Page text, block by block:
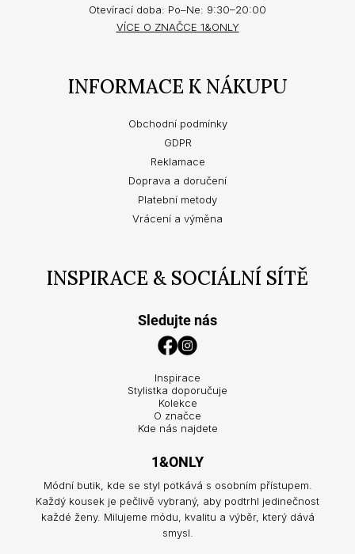
Otevírací doba: Po–Ne: 9:30–20:00
VÍCE O ZNAČCE 1&ONLY
INFORMACE K NÁKUPU
Obchodní podmínky
GDPR
Reklamace
Doprava a doručení
Platební metody
Vrácení a výměna
INSPIRACE & SOCIÁLNÍ SÍTĚ
Sledujte nás
Inspirace
Stylistka doporučuje
Kolekce
O značce
Kde nás najdete
1&ONLY
Módní butik, kde se styl potkává s osobním přístupem.
Každý kousek je pečlivě vybraný, aby podtrhl jedinečnost
každé ženy. Milujeme módu, kvalitu a výběr, který dává
smysl.